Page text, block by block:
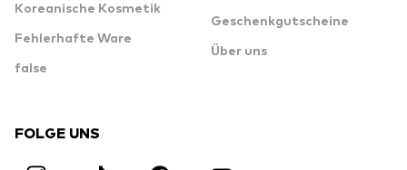
Koreanische Kosmetik
Fehlerhafte Ware
false
Geschenkgutscheine
Über uns
FOLGE UNS